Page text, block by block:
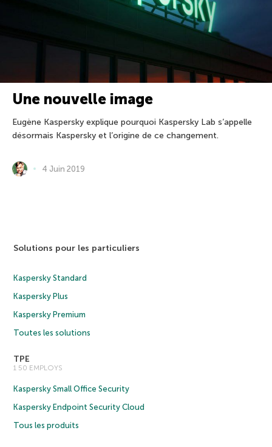
Une nouvelle image
Eugène Kaspersky explique pourquoi Kaspersky Lab s’appelle
désormais Kaspersky et l’origine de ce changement.
4 Juin 2019
Solutions pour les particuliers
Kaspersky Standard
Kaspersky Plus
Kaspersky Premium
Toutes les solutions
TPE
1 50 EMPLOYS
Kaspersky Small Office Security
Kaspersky Endpoint Security Cloud
Tous les produits